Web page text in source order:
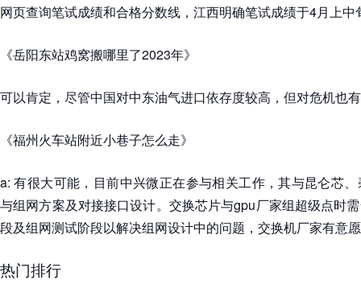
网页查询笔试成绩和合格分数线，江西明确笔试成绩于4月上中
《岳阳东站鸡窝搬哪里了2023年》
可以肯定，尽管中国对中东油气进口依存度较高，但对危机也
《福州火车站附近小巷子怎么走》
a: 有很大可能，目前中兴微正在参与相关工作，其与昆仑芯
与组网方案及对接接口设计。交换芯片与gpu厂家组超级点时
段及组网测试阶段以解决组网设计中的问题，交换机厂家有意
热门排行